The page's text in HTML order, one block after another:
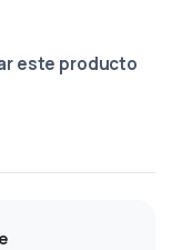
este producto